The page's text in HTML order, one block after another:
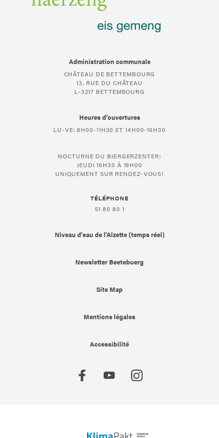
Administration communale
CHÂTEAU DE BETTEMBOURG
13, RUE DU CHÂTEAU
L-3217 BETTEMBOURG
Heures d’ouvertures
LU-VE: 8H00-11H30 ET 14H00-16H30
NOCTURNE DU BIERGERZENTER:
JEUDI 16H30 À 19H00
UNIQUEMENT SUR RENDEZ-VOUS!
TÉLÉPHONE
51 80 80 1
Niveau d'eau de l'Alzette (temps réel)
Newsletter Beetebuerg
Site Map
Mentions légales
Accessibilité